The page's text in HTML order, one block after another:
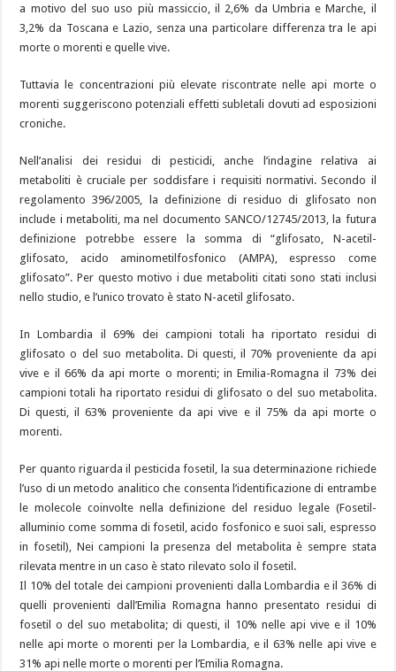
a motivo del suo uso più massiccio, il 2,6% da Umbria e Marche, il
3,2% da Toscana e Lazio, senza una particolare differenza tra le api
morte o morenti e quelle vive.
Tuttavia le concentrazioni più elevate riscontrate nelle api morte o
morenti suggeriscono potenziali effetti subletali dovuti ad esposizioni
croniche.
Nell’analisi dei residui di pesticidi, anche l’indagine relativa ai
metaboliti è cruciale per soddisfare i requisiti normativi. Secondo il
regolamento 396/2005, la definizione di residuo di glifosato non
include i metaboliti, ma nel documento SANCO/12745/2013, la futura
definizione potrebbe essere la somma di “glifosato, N-acetil-
glifosato, acido aminometilfosfonico (AMPA), espresso come
glifosato”. Per questo motivo i due metaboliti citati sono stati inclusi
nello studio, e l’unico trovato è stato N-acetil glifosato.
In Lombardia il 69% dei campioni totali ha riportato residui di
glifosato o del suo metabolita. Di questi, il 70% proveniente da api
vive e il 66% da api morte o morenti; in Emilia-Romagna il 73% dei
campioni totali ha riportato residui di glifosato o del suo metabolita.
Di questi, il 63% proveniente da api vive e il 75% da api morte o
morenti.
Per quanto riguarda il pesticida fosetil, la sua determinazione richiede
l’uso di un metodo analitico che consenta l’identificazione di entrambe
le molecole coinvolte nella definizione del residuo legale (Fosetil-
alluminio come somma di fosetil, acido fosfonico e suoi sali, espresso
in fosetil), Nei campioni la presenza del metabolita è sempre stata
rilevata mentre in un caso è stato rilevato solo il fosetil.
Il 10% del totale dei campioni provenienti dalla Lombardia e il 36% di
quelli provenienti dall’Emilia Romagna hanno presentato residui di
fosetil o del suo metabolita; di questi, il 10% nelle api vive e il 10%
nelle api morte o morenti per la Lombardia, e il 63% nelle api vive e
31% api nelle morte o morenti per l’Emilia Romagna.